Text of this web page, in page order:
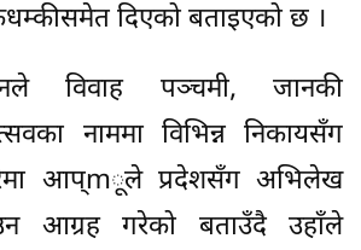
दिएको बताइएको छ ।
विवाह पञ्चमी, जानकी
नाममा विभिन्न निकायसँग
आप्mूले प्रदेशसँग अभिलेख
आग्रह गरेको बताउँदै उहाँले